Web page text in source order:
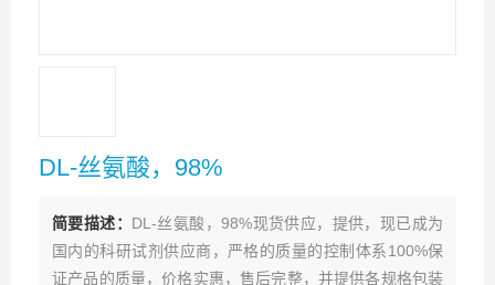
DL-丝氨酸，98%
简要描述： DL-丝氨酸，98%现货供应，提供，现已成为
国内的科研试剂供应商，严格的质量的控制体系100%保
证产品的质量，价格实惠，售后完整，并提供各规格包装